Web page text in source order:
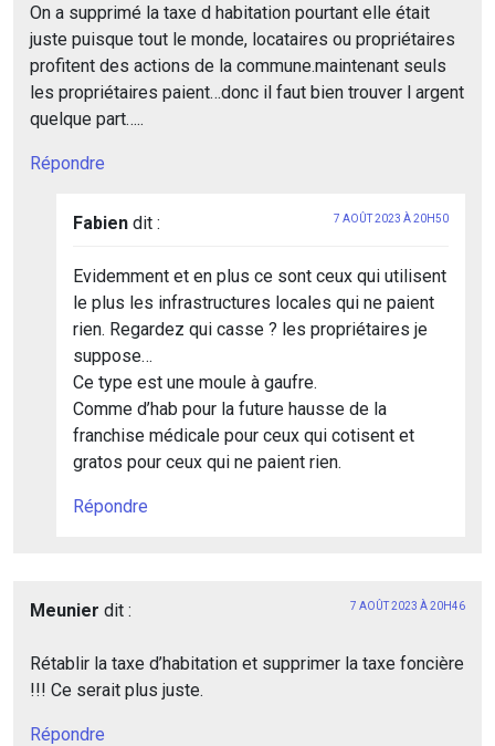
On a supprimé la taxe d habitation pourtant elle était
juste puisque tout le monde, locataires ou propriétaires
profitent des actions de la commune.maintenant seuls
les propriétaires paient…donc il faut bien trouver l argent
quelque part…..
Répondre
Fabien dit : 7 AOÛT 2023 À 20H50
Evidemment et en plus ce sont ceux qui utilisent
le plus les infrastructures locales qui ne paient
rien. Regardez qui casse ? les propriétaires je
suppose…
Ce type est une moule à gaufre.
Comme d’hab pour la future hausse de la
franchise médicale pour ceux qui cotisent et
gratos pour ceux qui ne paient rien.
Répondre
Meunier dit : 7 AOÛT 2023 À 20H46
Rétablir la taxe d’habitation et supprimer la taxe foncière
!!! Ce serait plus juste.
Répondre